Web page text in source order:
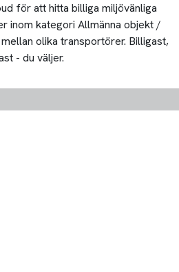
för att hitta billiga miljövänliga
inom kategori Allmänna objekt /
olika transportörer. Billigast,
- du väljer.